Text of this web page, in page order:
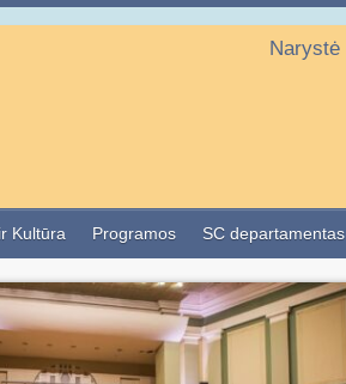
Narystė
Kultūra Programos SC departamentas